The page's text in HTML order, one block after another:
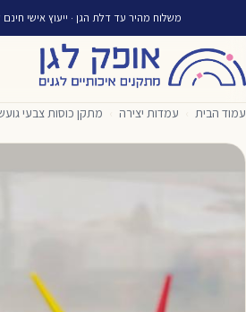
משלוח מהיר עד דלת הגן · ייעוץ אישי חינם
עמוד הבית עמדות יצירה מתקן כוסות צבעי